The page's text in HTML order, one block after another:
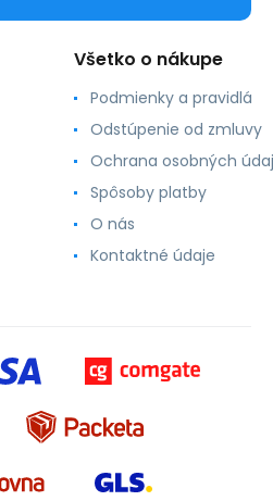
Všetko o nákupe
Podmienky a pravidlá
Odstúpenie od zmluvy
Ochrana osobných
Spôsoby platby
O nás
Kontaktné údaje